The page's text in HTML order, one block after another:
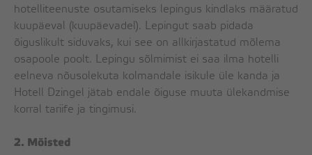
HOMMIKUSÖÖK
LÕUNASÖÖK
ÕHTUBUFFEE
PEOLAUAD
PEIELAUAD
ÜRITUSED
hotelliteenuste osutamiseks lepingus kindlaks määratud
kuupäeval (kuupäevadel). Lepingut saab pidada
õiguslikult siduvaks, kui see on allkirjastatud mõlema
osapoole poolt. Lepingu sõlmimist ei saa ilma hotelli
eelneva nõusolekuta kolmandale isikule üle kanda ja
Hotell Dzingel jätab endale õiguse muuta ülekandmise
korral tariife ja tingimusi.
2. Mõisted